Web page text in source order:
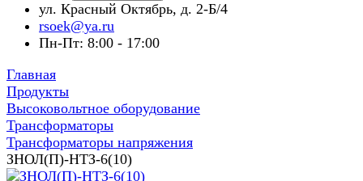
ул. Красный Октябрь, д. 2-Б/4
rsoek@ya.ru
Пн-Пт: 8:00 - 17:00
Главная
Продукты
Высоковольтное оборудование
Трансформаторы
Трансформаторы напряжения
ЗНОЛ(П)-НТЗ-6(10)